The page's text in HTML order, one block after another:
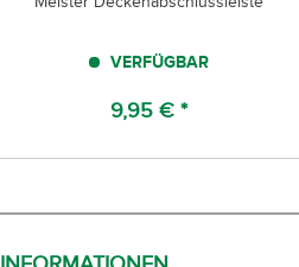
VERFÜGBAR
9,95 € *